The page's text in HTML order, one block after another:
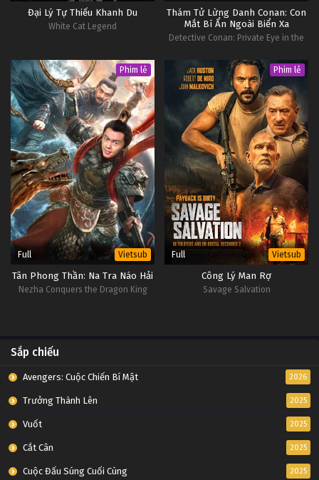
Đại Lý Tự Thiếu Khanh Du
White Cat Legend
Thám Tử Lừng Danh Conan: Con
Mắt Bí Ẩn Ngoài Biển Xa
Detective Conan: Private Eye in the
Phim lẻ
Full Vietsub
Tân Phong Thần: Na Tra Náo Hải
Nezha Conquers the Dragon King
Phim lẻ
Full Vietsub
Công Lý Man Rợ
Savage Salvation
Sắp chiếu
Avengers: Cuộc Chiến Bí Mật 2026
Trưởng Thành Lên 2025
Vuốt 2025
Cắt Cân 2025
Cuộc Đấu Súng Cuối Cùng 2025